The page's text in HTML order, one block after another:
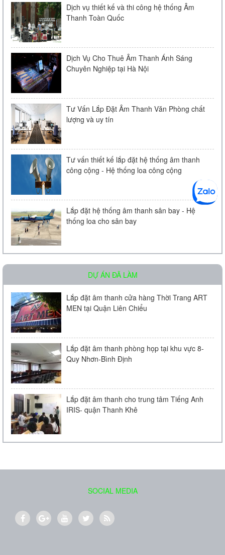
Amply chia 2 vùng KAC - J60D
Liên hệ
Loa âm trần KAC - 104 | Chính Hãng
Liên hệ
Micro Bosch LBC 2900/20
Liên hệ
Loa âm trần Bose FreeSpace DS 16F
Dịch vụ thiết kế và thi công hệ thống Âm
Thanh Toàn Quốc
Dịch Vụ Cho Thuê Âm Thanh Ánh Sáng
Chuyên Nghiệp tại Hà Nội
Tư Vấn Lắp Đặt Âm Thanh Văn Phòng chất
lượng và uy tín
Tư vấn thiết kế lắp đặt hệ thống âm thanh
công cộng - Hệ thống loa công cộng
Lắp đặt hệ thống âm thanh sân bay - Hệ
thống loa cho sân bay
DỰ ÁN ĐÃ LÀM
Lắp đặt âm thanh cửa hàng Thời Trang ART
MEN tại Quận Liên Chiểu
Lắp đặt âm thanh phòng họp tại khu vực 8-
Quy Nhơn-Bình Định
Lắp đặt âm thanh cho trung tâm Tiếng Anh
IRIS- quận Thanh Khê
SOCIAL MEDIA